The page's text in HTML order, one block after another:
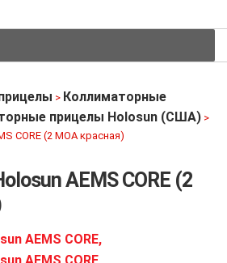
> Коллиматорные
прицелы Holosun (США) >
CORE (2 МОА красная)
AEMS CORE (2